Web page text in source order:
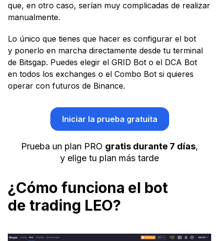
que, en otro caso, serían muy complicadas de realizar
manualmente.
Lo único que tienes que hacer es configurar el bot
y ponerlo en marcha directamente desde tu terminal
de Bitsgap. Puedes elegir el GRID Bot o el DCA Bot
en todos los exchanges o el Combo Bot si quieres
operar con futuros de Binance.
Iniciar la prueba gratuita
Prueba un plan PRO gratis durante 7 días,
y elige tu plan más tarde
¿Cómo funciona el bot
de trading LEO?